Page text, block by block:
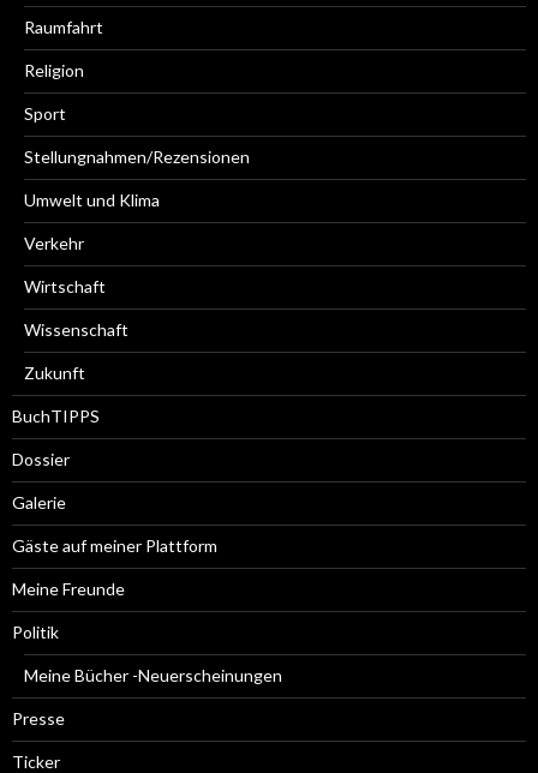
Raumfahrt
Religion
Sport
Stellungnahmen/Rezensionen
Umwelt und Klima
Verkehr
Wirtschaft
Wissenschaft
Zukunft
BuchTIPPS
Dossier
Galerie
Gäste auf meiner Plattform
Meine Freunde
Politik
Meine Bücher -Neuerscheinungen
Presse
Ticker